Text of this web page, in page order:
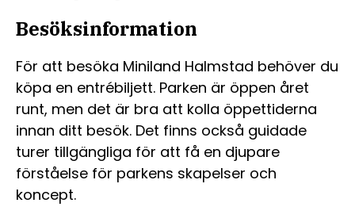
Besöksinformation
För att besöka Miniland Halmstad behöver du
köpa en entrébiljett. Parken är öppen året
runt, men det är bra att kolla öppettiderna
innan ditt besök. Det finns också guidade
turer tillgängliga för att få en djupare
förståelse för parkens skapelser och
koncept.